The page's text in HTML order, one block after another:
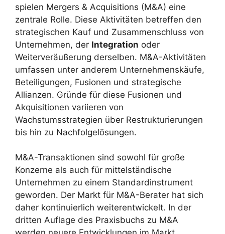
spielen Mergers & Acquisitions (M&A) eine
zentrale Rolle. Diese Aktivitäten betreffen den
strategischen Kauf und Zusammenschluss von
Unternehmen, der Integration oder
Weiterveräußerung derselben. M&A-Aktivitäten
umfassen unter anderem Unternehmenskäufe,
Beteiligungen, Fusionen und strategische
Allianzen. Gründe für diese Fusionen und
Akquisitionen variieren von
Wachstumsstrategien über Restrukturierungen
bis hin zu Nachfolgelösungen.
M&A-Transaktionen sind sowohl für große
Konzerne als auch für mittelständische
Unternehmen zu einem Standardinstrument
geworden. Der Markt für M&A-Berater hat sich
daher kontinuierlich weiterentwickelt. In der
dritten Auflage des Praxisbuchs zu M&A